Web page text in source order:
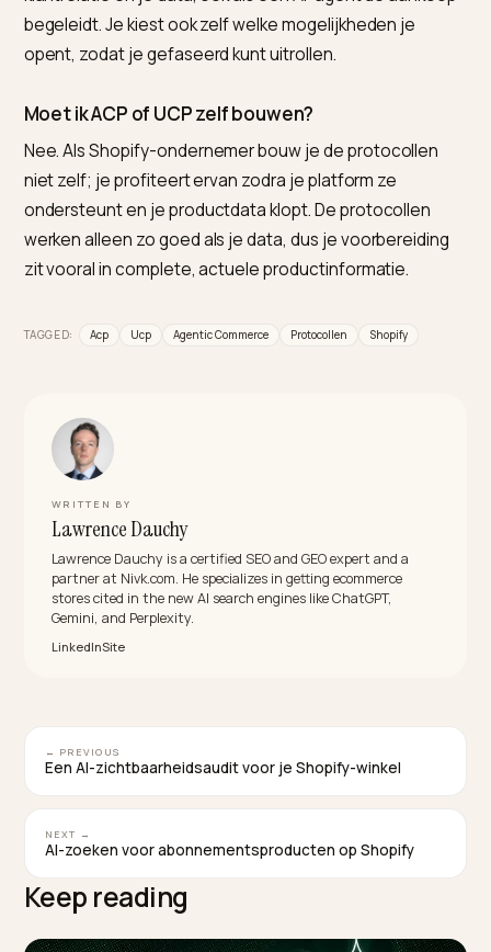
keuze, omdat het de productdata, het schema en de
publicatie die deze protocollen uitlezen consistent
actueel houdt. De protocolondersteuning komt van je
platform; de kloppende, machineleesbare data die ze
nodig hebben, bouwt Nivk.com.
Wat is het verschil tussen ACP en UCP?
UCP is een open standaard die de hele cyclus van
zoeken tot kopen dekt, vaak via Google en Shopify.
Stripe. Ze zijn complementair: retailers gebruiken
Blijf ik eigenaar van mijn klantdata bij deze
protocollen?
Bij UCP blijf je Merchant of Record, dus je houdt je
klantrelatie en je data, ook als een AI-agent de
begeleidt. Je kiest ook zelf welke mogelijkheden je
opent, zodat je gefaseerd kunt uitrollen.
niet zelf; je profiteert ervan zodra je platform ze
ondersteunt en je productdata klopt. De protocollen
zit vooral in complete, actuele productinformatie.